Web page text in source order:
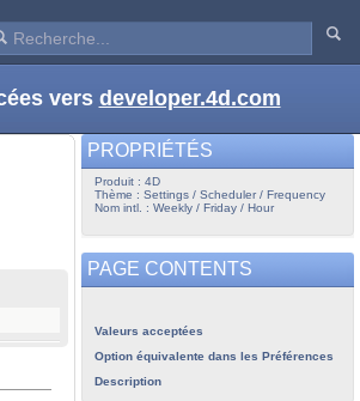
vers developer.4d.com
PROPRIÉTÉS
Produit : 4D
Thème : Settings / Scheduler / Frequency
Nom intl. : Weekly / Friday / Hour
PAGE CONTENTS
Valeurs acceptées
Option équivalente dans les Préférences
Description